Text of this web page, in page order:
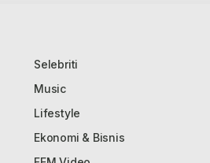
Selebriti
Music
Lifestyle
Ekonomi & Bisnis